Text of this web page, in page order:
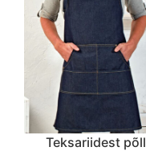
Teksariidest põll